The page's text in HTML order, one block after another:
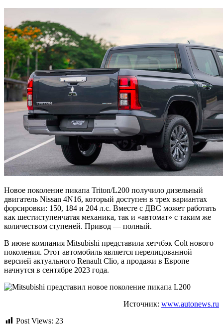
Новое поколение пикапа Triton/L200 получило дизельный
двигатель Nissan 4N16, который доступен в трех вариантах
форсировки: 150, 184 и 204 л.с. Вместе с ДВС может работать
как шестиступенчатая механика, так и «автомат» с таким же
количеством ступеней. Привод — полный.
В июне компания Mitsubishi представила хетчбэк Colt нового
поколения. Этот автомобиль является перелицованной
версией актуального Renault Clio, а продажи в Европе
начнутся в сентябре 2023 года.
Источник: www.autonews.ru
Post Views: 23